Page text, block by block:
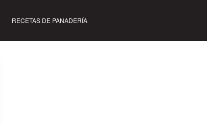
RECETAS DE PANADERÍA